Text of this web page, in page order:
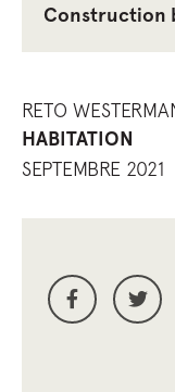
Construction
RETO
HABITATION
SEPTEMBRE 2021